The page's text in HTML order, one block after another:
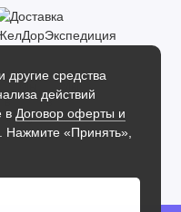
средства
действий
в Договор оферты и
. Нажмите «Принять»,